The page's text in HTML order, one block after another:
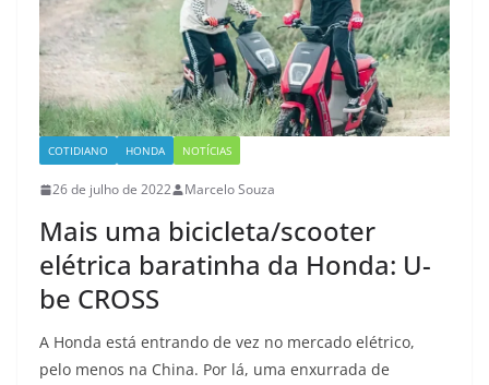
COTIDIANO HONDA NOTÍCIAS
26 de julho de 2022 Marcelo Souza
Mais uma bicicleta/scooter
elétrica baratinha da Honda: U-
be CROSS
A Honda está entrando de vez no mercado elétrico,
pelo menos na China. Por lá, uma enxurrada de